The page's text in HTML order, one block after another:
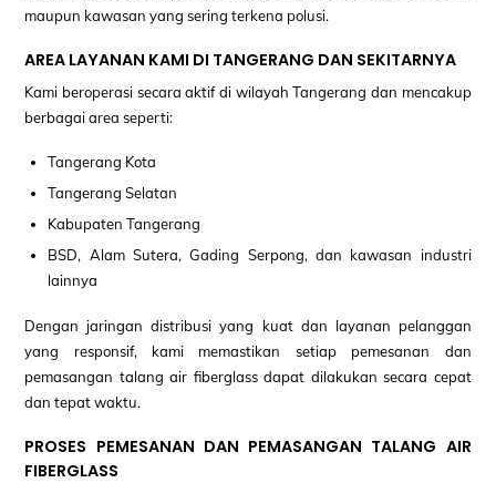
maupun kawasan yang sering terkena polusi.
AREA LAYANAN KAMI DI TANGERANG DAN SEKITARNYA
Kami beroperasi secara aktif di wilayah Tangerang dan mencakup
berbagai area seperti:
Tangerang Kota
Tangerang Selatan
Kabupaten Tangerang
BSD, Alam Sutera, Gading Serpong, dan kawasan industri
lainnya
Dengan jaringan distribusi yang kuat dan layanan pelanggan
yang responsif, kami memastikan setiap pemesanan dan
pemasangan talang air fiberglass dapat dilakukan secara cepat
dan tepat waktu.
PROSES PEMESANAN DAN PEMASANGAN TALANG AIR
FIBERGLASS